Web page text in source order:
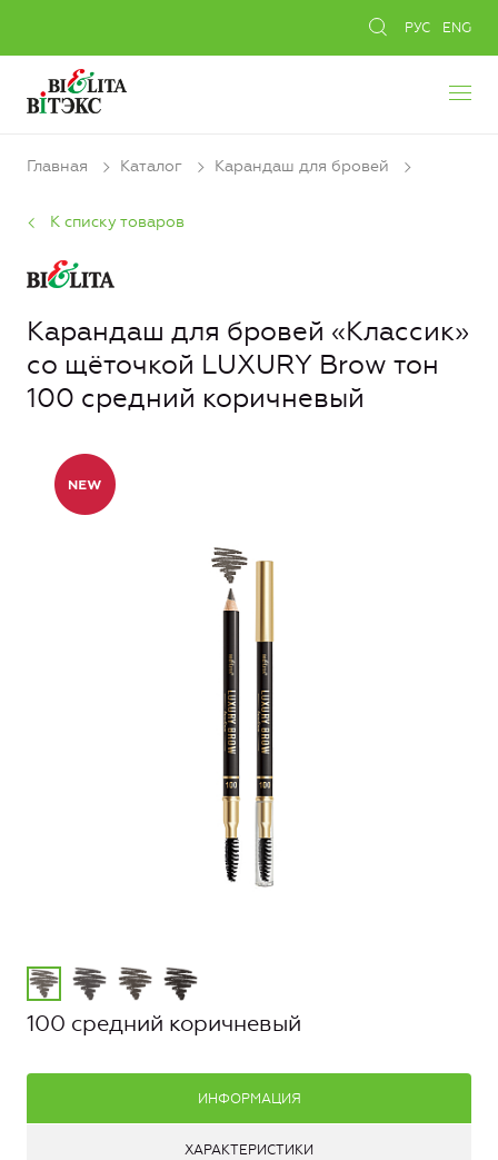
РУС ENG
Главная Каталог Карандаш для бровей
К списку товаров
Карандаш для бровей «Классик»
со щёточкой LUXURY Brow тон
100 средний коричневый
100 средний коричневый
ИНФОРМАЦИЯ
ХАРАКТЕРИСТИКИ